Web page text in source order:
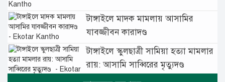
টাঙ্গাইলে মাদক মামলায় আসামির
যাবজ্জীবন কারাদণ্ড
টাঙ্গাইলে স্কুলছাত্রী সামিয়া হত্যা মামলার
রায়: আসামি সাব্বিরের মৃত্যুদণ্ড